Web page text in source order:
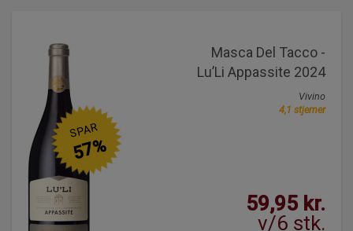
Masca Del Tacco -
Lu’Li Appassite 2024
Vivino
4,1 stjerner
59,95 kr.
v/6 stk.
SPAR
57%